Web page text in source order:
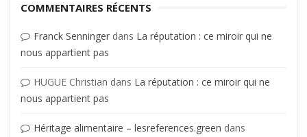
COMMENTAIRES RÉCENTS
Franck Senninger dans La réputation : ce miroir qui ne
nous appartient pas
HUGUE Christian dans La réputation : ce miroir qui ne
nous appartient pas
Héritage alimentaire – lesreferences.green dans